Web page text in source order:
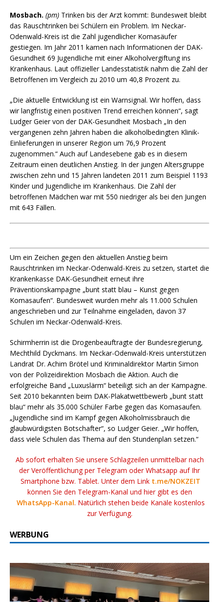
Mosbach. (pm) Trinken bis der Arzt kommt: Bundesweit bleibt
das Rauschtrinken bei Schülern ein Problem. Im Neckar-
Odenwald-Kreis ist die Zahl jugendlicher Komasäufer
gestiegen. Im Jahr 2011 kamen nach Informationen der DAK-
Gesundheit 69 Jugendliche mit einer Alkoholvergiftung ins
Krankenhaus. Laut offizieller Landesstatistik nahm die Zahl der
Betroffenen im Vergleich zu 2010 um 40,8 Prozent zu.
„Die aktuelle Entwicklung ist ein Warnsignal. Wir hoffen, dass
wir langfristig einen positiven Trend erreichen können“, sagt
Ludger Geier von der DAK-Gesundheit Mosbach „In den
vergangenen zehn Jahren haben die alkoholbedingten Klinik-
Einlieferungen in unserer Region um 76,9 Prozent
zugenommen.“ Auch auf Landesebene gab es in diesem
Zeitraum einen deutlichen Anstieg. In der jungen Altersgruppe
zwischen zehn und 15 Jahren landeten 2011 zum Beispiel 1193
Kinder und Jugendliche im Krankenhaus. Die Zahl der
betroffenen Mädchen war mit 550 niedriger als bei den Jungen
mit 643 Fällen.
Um ein Zeichen gegen den aktuellen Anstieg beim
Rauschtrinken im Neckar-Odenwald-Kreis zu setzen, startet die
Krankenkasse DAK-Gesundheit erneut ihre
Präventionskampagne „bunt statt blau – Kunst gegen
Komasaufen“. Bundesweit wurden mehr als 11.000 Schulen
angeschrieben und zur Teilnahme eingeladen, davon 37
Schulen im Neckar-Odenwald-Kreis.
Schirmherrin ist die Drogenbeauftragte der Bundesregierung,
Mechthild Dyckmans. Im Neckar-Odenwald-Kreis unterstützen
Landrat Dr. Achim Brötel und Kriminaldirektor Martin Simon
von der Polizeidirektion Mosbach die Aktion. Auch die
erfolgreiche Band „Luxuslärm“ beteiligt sich an der Kampagne.
Seit 2010 bekannten beim DAK-Plakatwettbewerb „bunt statt
blau“ mehr als 35.000 Schüler Farbe gegen das Komasaufen.
„Jugendliche sind im Kampf gegen Alkoholmissbrauch die
glaubwürdigsten Botschafter“, so Ludger Geier. „Wir hoffen,
dass viele Schulen das Thema auf den Stundenplan setzen.“
Ab sofort erhalten Sie unsere Schlagzeilen unmittelbar nach
der Veröffentlichung per Telegram oder Whatsapp auf Ihr
Smartphone bzw. Tablet. Unter dem Link t.me/NOKZEIT
können Sie den Telegram-Kanal und hier gibt es den
WhatsApp-Kanal. Natürlich stehen beide Kanäle kostenlos
zur Verfügung.
WERBUNG